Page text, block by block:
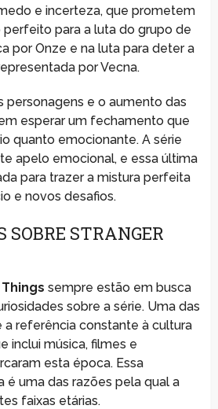
e incerteza, que prometem
para a luta do grupo de
por Onze e na luta para deter a
por Vecna.
personagens e o aumento das
esperar um fechamento que
quanto emocionante. A série
apelo emocional, e essa última
para trazer a mistura perfeita
e novos desafios.
SOBRE STRANGER
sempre estão em busca
sobre a série. Uma das
a referência constante à cultura
inclui música, filmes e
esta época. Essa
é uma das razões pela qual a
faixas etárias.